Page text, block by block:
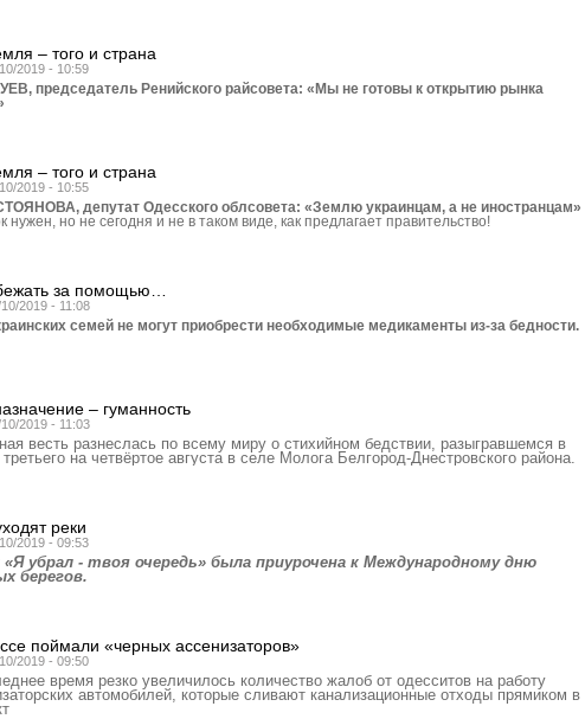
– того и страна
2019 - 10:59
председатель Ренийского райсовета: «Мы не готовы к открытию рынка
– того и страна
2019 - 10:55
депутат Одесского облсовета: «Землю украинцам, а не иностранцам»
нужен, но не сегодня и не в таком виде, как предлагает правительство!
за помощью…
2019 - 11:08
семей не могут приобрести необ­ходимые медикаменты из-за бедности.
– гуманность
2019 - 11:03
весть разнеслась по всему миру о стихийном бедствии, разыгравшемся в
на четвёртое августа в селе Молога Белгород-Днестровского района.
реки
2019 - 09:53
«Я убрал - твоя очередь» была приурочена к Международному дню
берегов.
поймали «черных ассенизаторов»
2019 - 09:50
время резко увеличилось количество жалоб от одесситов на работу
автомобилей, которые сливают канализационные отходы прямиком в